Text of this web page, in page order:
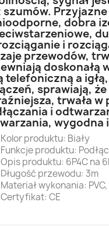
szumów.
dobra
i
przewodów,
doskonałą
telefoniczną a
sprawiają,
trwała
i
wygodna
Kolor produktu: Biały
Funkcje produktu:
Opis produktu: 6P4C na
Długość przewodu: 3m
Materiał wykonania:
Certyfikat: CE